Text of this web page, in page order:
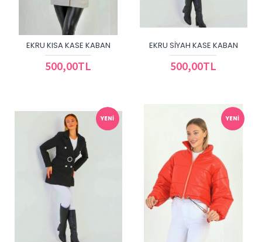
EKRU KISA KASE KABAN
500,00TL
EKRU SIYAH KASE KABAN
500,00TL
YENI YENI